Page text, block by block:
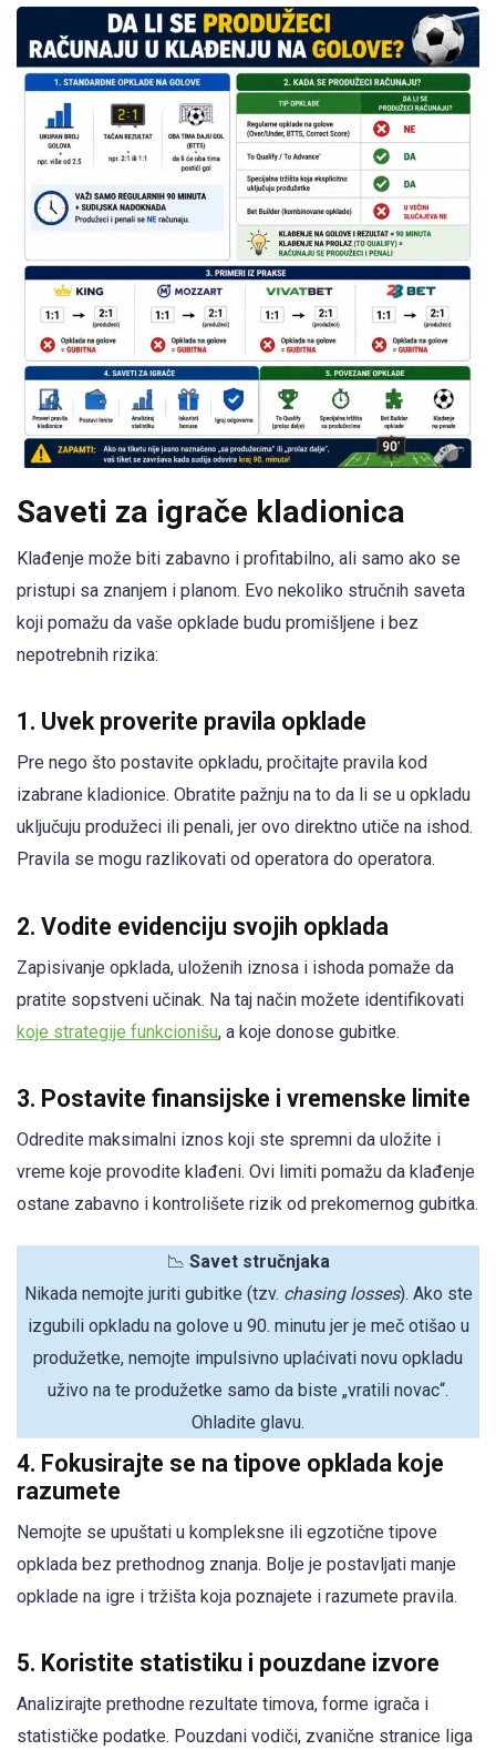
Saveti za igrače kladionica
Klađenje može biti zabavno i profitabilno, ali samo ako se
pristupi sa znanjem i planom. Evo nekoliko stručnih saveta
koji pomažu da vaše opklade budu promišljene i bez
nepotrebnih rizika:
1. Uvek proverite pravila opklade
Pre nego što postavite opkladu, pročitajte pravila kod
izabrane kladionice. Obratite pažnju na to da li se u opkladu
uključuju produžeci ili penali, jer ovo direktno utiče na ishod.
Pravila se mogu razlikovati od operatora do operatora.
2. Vodite evidenciju svojih opklada
Zapisivanje opklada, uloženih iznosa i ishoda pomaže da
pratite sopstveni učinak. Na taj način možete identifikovati
koje strategije funkcionišu, a koje donose gubitke.
3. Postavite finansijske i vremenske limite
Odredite maksimalni iznos koji ste spremni da uložite i
vreme koje provodite klađeni. Ovi limiti pomažu da klađenje
ostane zabavno i kontrolišete rizik od prekomernog gubitka.
📉 Savet stručnjaka
Nikada nemojte juriti gubitke (tzv. chasing losses). Ako ste
izgubili opkladu na golove u 90. minutu jer je meč otišao u
produžetke, nemojte impulsivno uplaćivati novu opkladu
uživo na te produžetke samo da biste „vratili novac“.
Ohladite glavu.
4. Fokusirajte se na tipove opklada koje
razumete
Nemojte se upuštati u kompleksne ili egzotične tipove
opklada bez prethodnog znanja. Bolje je postavljati manje
opklade na igre i tržišta koja poznajete i razumete pravila.
5. Koristite statistiku i pouzdane izvore
Analizirajte prethodne rezultate timova, forme igrača i
statističke podatke. Pouzdani vodiči, zvanične stranice liga